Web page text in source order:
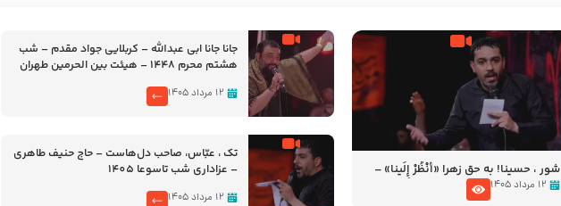
شور ، حسینا! به‌ حق زهرا «أُنْظُرْ إِلَینا» –
عزاداری شب هفتم ماه محرّم 1405
۱۲ مرداد ۱۴۰۵
جانا جانا ابی عبدالله – کربلایی جواد مقدم – شب
هشتم محرم 1448 – هیئت بین الحرمین طهران
۱۲ مرداد ۱۴۰۵
تک ، عبّاس، صاحب دل‌هاست – حاج حنیف طاهری
– عزاداری شب تاسوعا 1405
۱۲ مرداد ۱۴۰۵